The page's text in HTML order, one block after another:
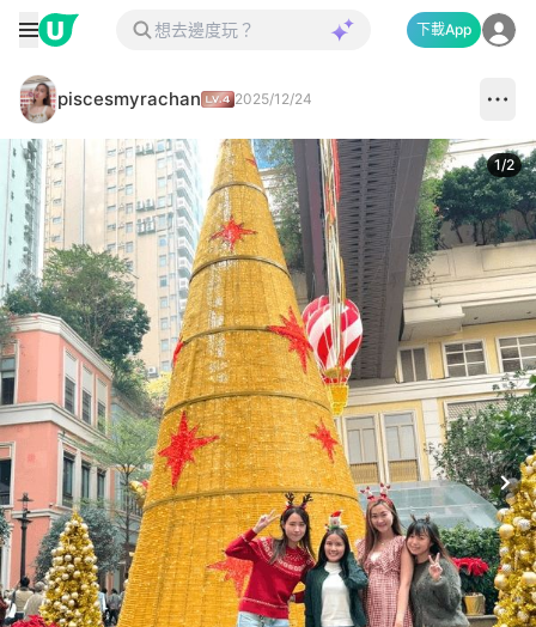
下載App
piscesmyrachan 2025/12/24
1/2